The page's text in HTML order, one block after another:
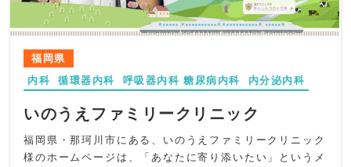
福岡県
内科
循環器内科 呼吸器内科 糖尿病内科 内分泌内科
いのうえファミリークリニック
福岡県・那珂川市にある、いのうえファミリークリニック
様のホームページは、「あなたに寄り添いたい」というメ